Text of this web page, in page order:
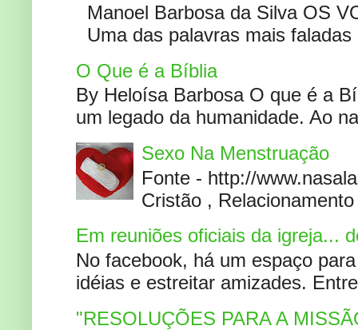
Manoel Barbosa da Silva OS
Uma das palavras mais
O Que é a Bíblia
By Heloísa Barbosa O que é a
um legado da humanidade. Ao
Sexo Na Menstruação
Fonte - http://
Cristão ,
Em reuniões oficiais da igreja...
No facebook, há um espaço
idéias e estreitar amizades.
"RESOLUÇÕES PARA A